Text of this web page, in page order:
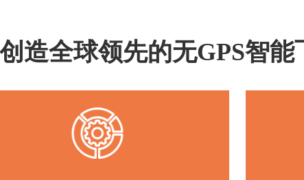
造全球领先的无GPS智能